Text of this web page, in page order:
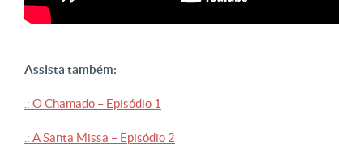
Assista também:
.: O Chamado – Episódio 1
.: A Santa Missa – Episódio 2